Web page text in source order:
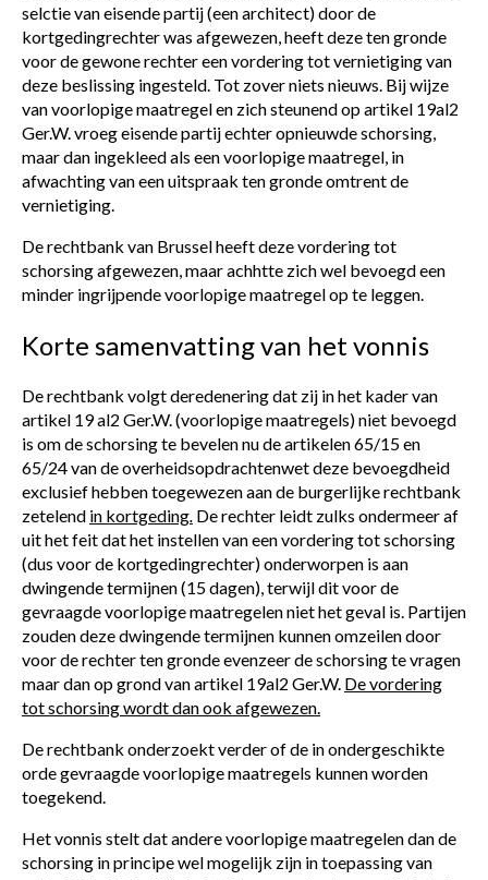
selctie van eisende partij (een architect) door de
kortgedingrechter was afgewezen, heeft deze ten gronde
voor de gewone rechter een vordering tot vernietiging van
deze beslissing ingesteld. Tot zover niets nieuws. Bij wijze
van voorlopige maatregel en zich steunend op artikel 19al2
Ger.W. vroeg eisende partij echter opnieuwde schorsing,
maar dan ingekleed als een voorlopige maatregel, in
afwachting van een uitspraak ten gronde omtrent de
vernietiging.
De rechtbank van Brussel heeft deze vordering tot
schorsing afgewezen, maar achhtte zich wel bevoegd een
minder ingrijpende voorlopige maatregel op te leggen.
Korte samenvatting van het vonnis
De rechtbank volgt deredenering dat zij in het kader van
artikel 19 al2 Ger.W. (voorlopige maatregels) niet bevoegd
is om de schorsing te bevelen nu de artikelen 65/15 en
65/24 van de overheidsopdrachtenwet deze bevoegdheid
exclusief hebben toegewezen aan de burgerlijke rechtbank
zetelend in kortgeding De rechter leidt zulks ondermeer af
uit het feit dat het instellen van een vordering tot schorsing
(dus voor de kortgedingrechter) onderworpen is aan
dwingende termijnen (15 dagen), terwijl dit voor de
gevraagde voorlopige maatregelen niet het geval is. Partijen
zouden deze dwingende termijnen kunnen omzeilen door
voor de rechter ten gronde evenzeer de schorsing te vragen
maar dan op grond van artikel 19al2 Ger.W. De vordering
tot schorsing wordt dan ook afgewezen.
De rechtbank onderzoekt verder of de in ondergeschikte
orde gevraagde voorlopige maatregels kunnen worden
toegekend.
Het vonnis stelt dat andere voorlopige maatregelen dan de
schorsing in principe wel mogelijk zijn in toepassing van